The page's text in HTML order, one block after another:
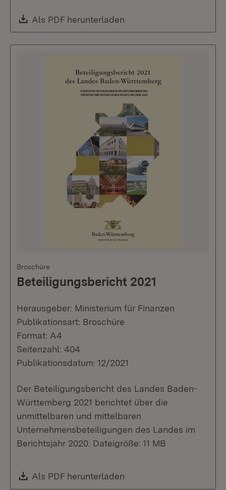
Download:
Als PDF herunterladen
Broschüre
Beteiligungsbericht 2021
Herausgeber: Ministerium für Finanzen
Publikationsart: Broschüre
Format: A4
Seitenzahl: 404
Publikationsdatum: 12/2021
Der Beteiligungsbericht des Landes Baden-
Württemberg 2021 berichtet über die
unmittelbaren und mittelbaren
Unternehmensbeteiligungen des Landes im
Berichtsjahr 2020. Dateigröße: 11 MB
Download:
Als PDF herunterladen